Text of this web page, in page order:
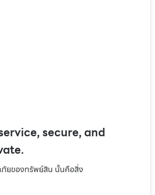
secure, and
ภัยของทรัพย์สิน นั้นคือสิ่ง